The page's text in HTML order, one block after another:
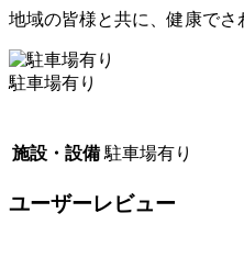
地域の皆様と共に、健康でさ
駐車場有り
施設・設備 駐車場有り
ユーザーレビュー